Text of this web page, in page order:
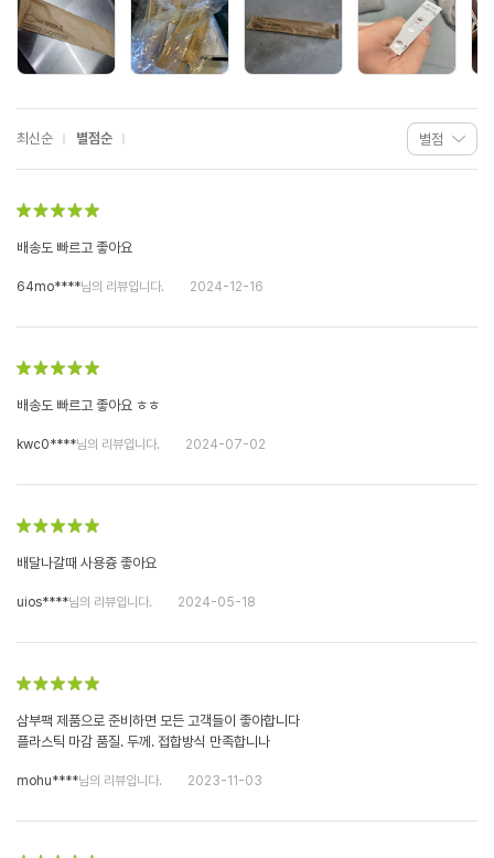
최신순 별점순
배송도 빠르고 좋아요
64mo****님의 리뷰입니다. 2024-12-16
배송도 빠르고 좋아요 ㅎㅎ
kwc0****님의 리뷰입니다. 2024-07-02
배달나갈때 사용즁 좋아요
uios****님의 리뷰입니다. 2024-05-18
삼부팩 제품으로 준비하면 모든 고객들이 좋아합니다
플라스틱 마감 품질. 두께. 접합방식 만족합니나
mohu****님의 리뷰입니다. 2023-11-03